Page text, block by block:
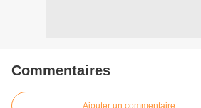
Commentaires
Ajouter un commentaire